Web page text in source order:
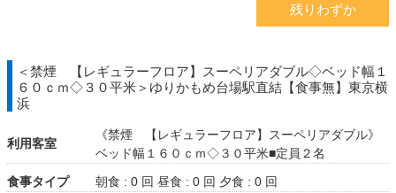
残りわずか
＜禁煙 【レギュラーフロア】スーペリアダブル◇ベッド幅１
６０ｃｍ◇３０平米＞ゆりかもめ台場駅直結【食事無】東京横
浜
利用客室
《禁煙 【レギュラーフロア】スーペリアダブル》
ベッド幅１６０ｃｍ◇３０平米■定員２名
食事タイプ
朝食 : 0 回 昼食 : 0 回 夕食 : 0 回